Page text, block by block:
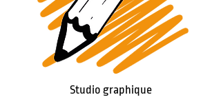
Studio graphique